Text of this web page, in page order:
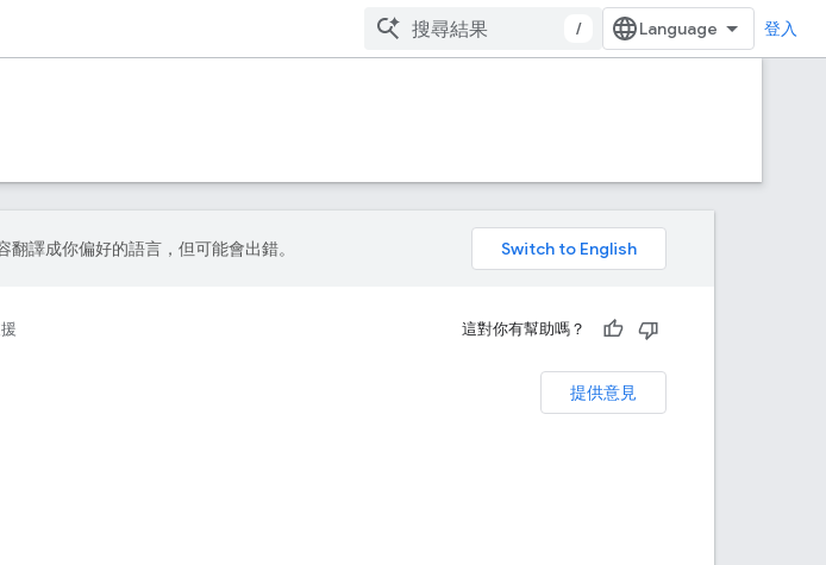
/ 登入
翻譯成你偏好的語言，但可能會出錯。
這對你有幫助嗎？
提供意見